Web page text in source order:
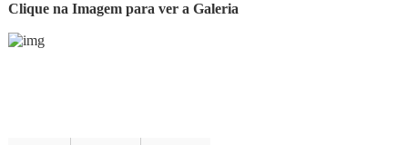
Clique na Imagem para ver a Galeria